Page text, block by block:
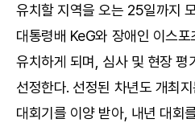
유치할 지역을 오는 25일까지
대통령배 KeG와 장애인 이스
유치하게 되며, 심사 및 현장 평
선정한다. 선정된 차년도 개최
대회기를 이양 받아, 내년 대회